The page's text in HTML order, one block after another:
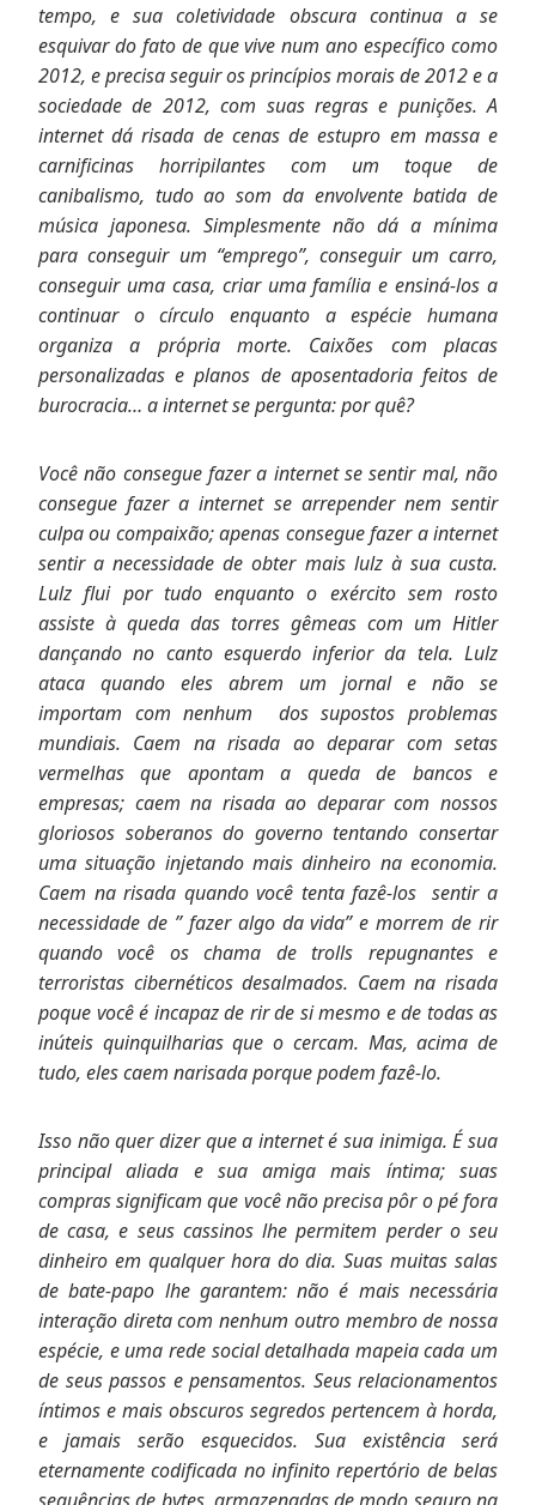
tempo, e sua coletividade obscura continua a se
esquivar do fato de que vive num ano específico como
2012, e precisa seguir os princípios morais de 2012 e a
sociedade de 2012, com suas regras e punições. A
internet dá risada de cenas de estupro em massa e
carnificinas horripilantes com um toque de
canibalismo, tudo ao som da envolvente batida de
música japonesa. Simplesmente não dá a mínima
para conseguir um “emprego”, conseguir um carro,
conseguir uma casa, criar uma família e ensiná-los a
continuar o círculo enquanto a espécie humana
organiza a própria morte. Caixões com placas
personalizadas e planos de aposentadoria feitos de
burocracia… a internet se pergunta: por quê?
Você não consegue fazer a internet se sentir mal, não
consegue fazer a internet se arrepender nem sentir
culpa ou compaixão; apenas consegue fazer a internet
sentir a necessidade de obter mais lulz à sua custa.
Lulz flui por tudo enquanto o exército sem rosto
assiste à queda das torres gêmeas com um Hitler
dançando no canto esquerdo inferior da tela. Lulz
ataca quando eles abrem um jornal e não se
importam com nenhum dos supostos problemas
mundiais. Caem na risada ao deparar com setas
vermelhas que apontam a queda de bancos e
empresas; caem na risada ao deparar com nossos
gloriosos soberanos do governo tentando consertar
uma situação injetando mais dinheiro na economia.
Caem na risada quando você tenta fazê-los sentir a
necessidade de ” fazer algo da vida” e morrem de rir
quando você os chama de trolls repugnantes e
terroristas cibernéticos desalmados. Caem na risada
poque você é incapaz de rir de si mesmo e de todas as
inúteis quinquilharias que o cercam. Mas, acima de
tudo, eles caem narisada porque podem fazê-lo.
Isso não quer dizer que a internet é sua inimiga. É sua
principal aliada e sua amiga mais íntima; suas
compras significam que você não precisa pôr o pé fora
de casa, e seus cassinos lhe permitem perder o seu
dinheiro em qualquer hora do dia. Suas muitas salas
de bate-papo lhe garantem: não é mais necessária
interação direta com nenhum outro membro de nossa
espécie, e uma rede social detalhada mapeia cada um
de seus passos e pensamentos. Seus relacionamentos
íntimos e mais obscuros segredos pertencem à horda,
e jamais serão esquecidos. Sua existência será
eternamente codificada no infinito repertório de belas
sequências de bytes, armazenadas de modo seguro na